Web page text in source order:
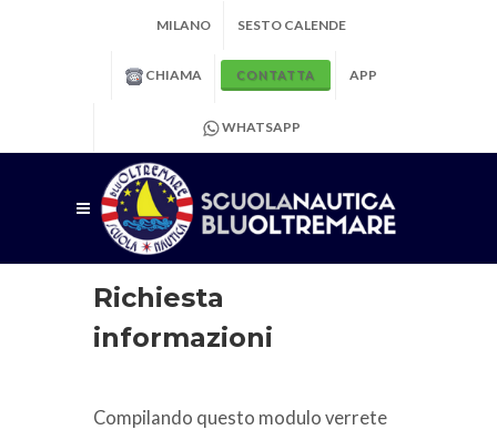
MILANO SESTO CALENDE
CHIAMA CONTATTA APP
WHATSAPP
Richiesta
informazioni
Compilando questo modulo verrete